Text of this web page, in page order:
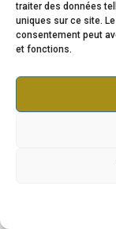
traiter des données
uniques sur ce site.
consentement peut
et fonctions.
https://
protéger
9.
et